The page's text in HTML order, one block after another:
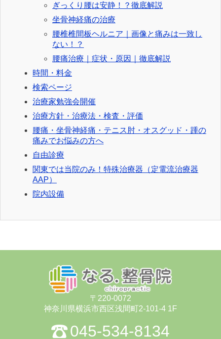
ぎっくり腰は安静！？徹底解説
坐骨神経痛の治療
腰椎椎間板ヘルニア｜画像と痛みは一致し
ない！？
腰痛治療｜症状・原因｜徹底解説
時間・料金
検索ページ
治療家勉強会開催
治療方針・治療法・検査・評価
腰痛・坐骨神経痛・テニス肘・オスグッド・踵の
痛みでお悩みの方へ
自由診療
関東では当院のみ！特殊治療器（定電流治療器
AAP）
院内設備
〒220-0072
神奈川県横浜市⻄区浅間町2-101-4 1F
045-534-8134